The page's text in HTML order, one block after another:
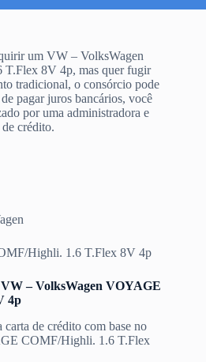
um VW – VolksWagen
8V 4p, mas quer fugir
tradicional, o consórcio pode
pagar juros bancários, você
por uma administradora e
crédito.
Highli. 1.6 T.Flex 8V 4p
– VolksWagen VOYAGE
4p
de crédito com base no
COMF/Highli. 1.6 T.Flex